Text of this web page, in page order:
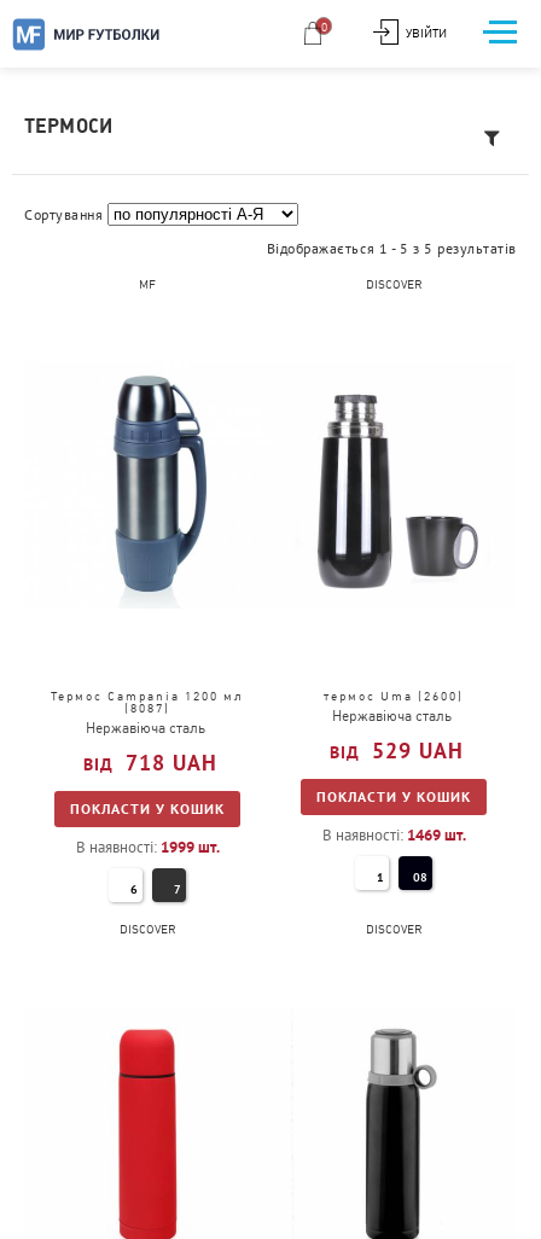
УВІЙТИ
0
ТЕРМОСИ
Сортування
Відображається 1 - 5 з 5 результатів
MF
Термос Campania 1200 мл
(8087)
Нержавіюча сталь
718 UAH
ПОКЛАСТИ У КОШИК
В наявності: 1999шт.
6 7
DISCOVER
термос Uma (2600)
Нержавіюча сталь
529 UAH
ПОКЛАСТИ У КОШИК
В наявності: 1469шт.
1 08
DISCOVER DISCOVER